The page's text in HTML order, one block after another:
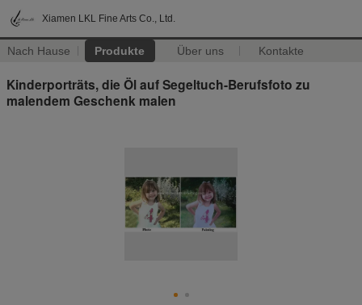
Xiamen LKL Fine Arts Co., Ltd.
Nach Hause Produkte Über uns Kontakte
Kinderporträts, die Öl auf Segeltuch-Berufsfoto zu
malendem Geschenk malen